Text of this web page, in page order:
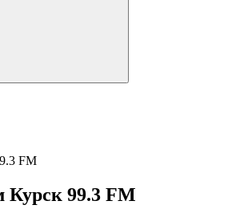
FM
Курск 99.3 FM